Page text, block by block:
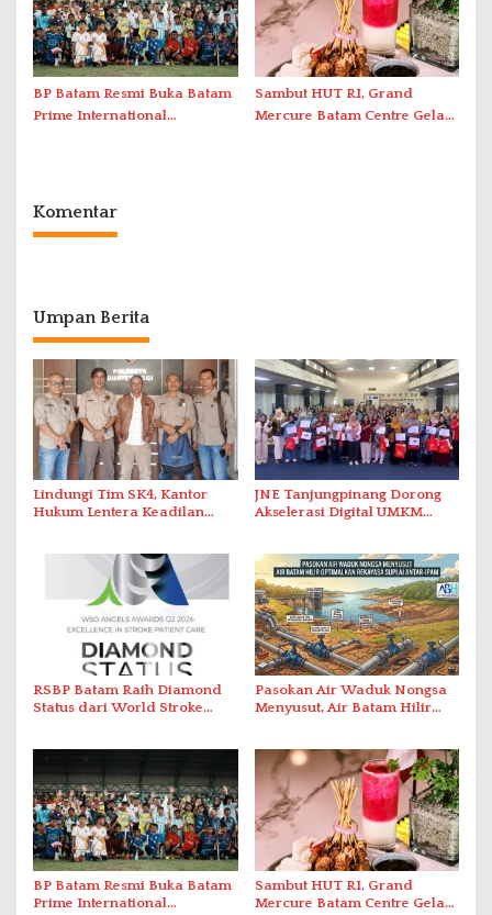
BP Batam Resmi Buka Batam
Prime International
Sambut HUT RI, Grand
Mercure Batam Centre Gelar
Komentar
Umpan Berita
Lindungi Tim SK4, Kantor
Hukum Lentera Keadilan
Bukik Batarah
JNE Tanjungpinang Dorong
Akselerasi Digital UMKM
RSBP Batam Raih Diamond
Status dari World Stroke
Berstandar Internasional
Pasokan Air Waduk Nongsa
Menyusut, Air Batam Hilir
BP Batam Resmi Buka Batam
Prime International
Sambut HUT RI, Grand
Mercure Batam Centre Gelar